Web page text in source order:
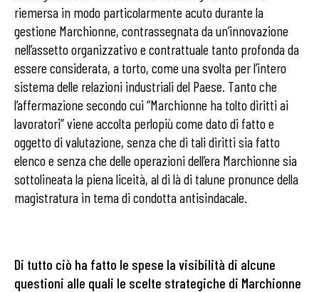
riemersa in modo particolarmente acuto durante la
gestione Marchionne, contrassegnata da un’innovazione
nell’assettoorganizzativo econtrattuale tanto profonda da
essere considerata, a torto, come una svolta per l’intero
sistema delle relazioni industriali del Paese. Tanto che
l’affermazione secondo cui “Marchionne ha tolto diritti ai
lavoratori” viene accolta perlopiù come dato di fatto e
oggetto di valutazione, senza che di tali diritti sia fatto
elenco e senza che delle operazioni dell’era Marchionne sia
sottolineata la piena liceità, al di là di talune pronunce della
magistratura in tema di condotta antisindacale.
Di tutto ciò ha fatto le spese la visibilità di alcune
questioni alle quali le scelte strategiche di Marchionne